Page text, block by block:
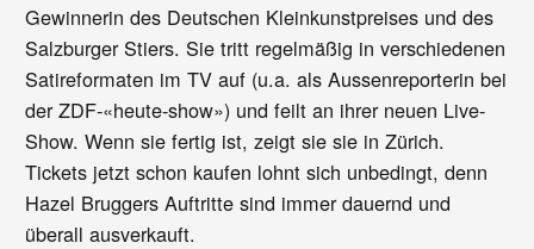
Gewinnerin des Deutschen Kleinkunstpreises und des
Salzburger Stiers. Sie tritt regelmäßig in verschiedenen
Satireformaten im TV auf (u.a. als Aussenreporterin bei
der ZDF-«heute-show») und feilt an ihrer neuen Live-
Show. Wenn sie fertig ist, zeigt sie sie in Zürich.
Tickets jetzt schon kaufen lohnt sich unbedingt, denn
Hazel Bruggers Auftritte sind immer dauernd und
überall ausverkauft.